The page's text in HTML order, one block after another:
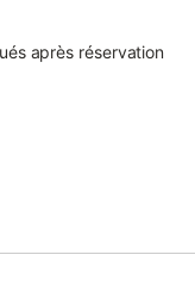
après réservation